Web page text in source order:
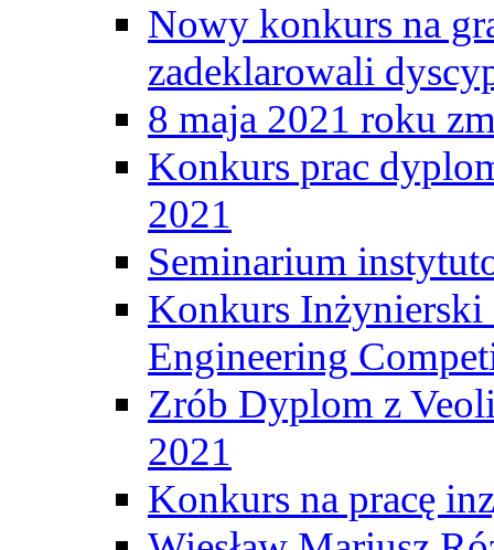
Nowy konkurs na
zadeklarowali
8 maja 2021 roku
Konkurs prac
2021
Seminarium
Konkurs
Engineering
Zrób Dyplom z
2021
Konkurs na pracę